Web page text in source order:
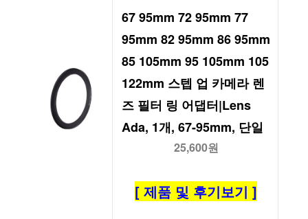
67 95mm 72 95mm 77
95mm 82 95mm 86 95mm
85 105mm 95 105mm 105
122mm 스텝 업 카메라 렌
즈 필터 링 어댑터|Lens
Ada, 1개, 67-95mm, 단일
25,600원
[ 제품 및 후기보기 ]